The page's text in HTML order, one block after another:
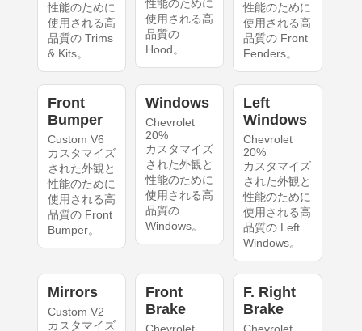
性能のために
使用される高
品質の Trims
& Kits。
性能のために
使用される高
品質の
Hood。
性能のために
使用される高
品質の Front
Fenders。
Front
Bumper
Custom V6
カスタマイズ
された外観と
性能のために
使用される高
品質の Front
Bumper。
Windows
Chevrolet
20%
カスタマイズ
された外観と
性能のために
使用される高
品質の
Windows。
Left
Windows
Chevrolet
20%
カスタマイズ
された外観と
性能のために
使用される高
品質の Left
Windows。
Mirrors
Custom V2
カスタマイズ
Front
Brake
F. Right
Brake